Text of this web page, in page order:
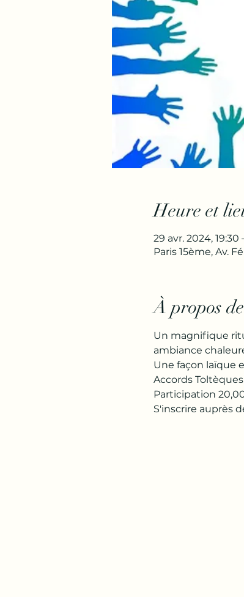
Heure et
29 avr. 2024, 19:30
Paris 15ème, Av.
À propos
Un magnifique
ambiance
Une façon laïque
Accords Toltèques
Participation
S'inscrire auprès